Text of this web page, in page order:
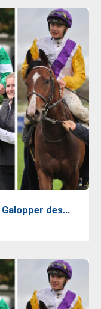
des…